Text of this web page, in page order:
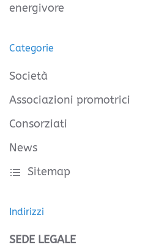
energivore
Categorie
Società
Associazioni promotrici
Consorziati
News
Sitemap
Indirizzi
SEDE LEGALE